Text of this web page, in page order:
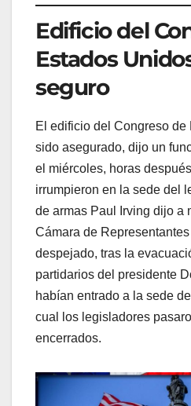
Edificio del
Estados
seguro
El edificio del Congreso de
sido asegurado, dijo un
el miércoles, horas
irrumpieron en la sede del
de armas Paul Irving dijo a
Cámara de
despejado, tras la
partidarios del presidente
habían entrado a la sede
cual los legisladores
encerrados.